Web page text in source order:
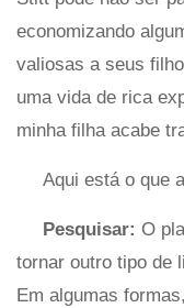
economizando
valiosas a seus
uma vida de rica
minha filha acabe
Aqui está o que
Pesquisar: O
tornar outro tipo de
Em algumas